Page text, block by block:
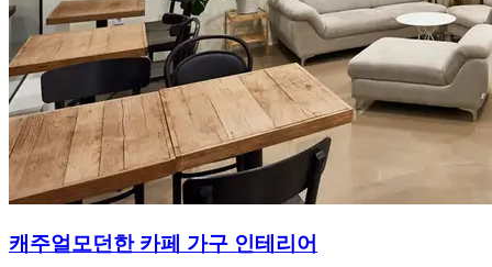
캐주얼모던한 카페 가구 인테리어